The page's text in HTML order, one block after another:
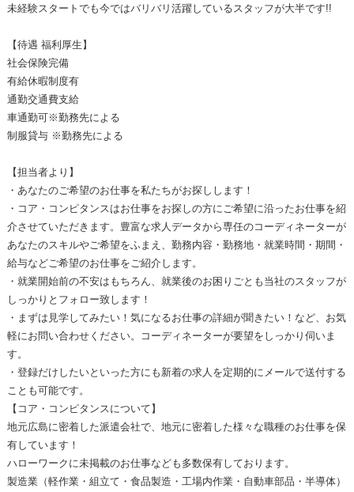
未経験スタートでも今ではバリバリ活躍しているスタッフが大半です!!
【待遇 福利厚生】
社会保険完備
有給休暇制度有
通勤交通費支給
車通勤可※勤務先による
制服貸与 ※勤務先による
【担当者より】
・あなたのご希望のお仕事を私たちがお探しします！
・コア・コンピタンスはお仕事をお探しの方にご希望に沿ったお仕事を紹
介させていただきます。豊富な求人データから専任のコーディネーターが
あなたのスキルやご希望をふまえ、勤務内容・勤務地・就業時間・期間・
給与などご希望のお仕事をご紹介します。
・就業開始前の不安はもちろん、就業後のお困りごとも当社のスタッフが
しっかりとフォロー致します！
・まずは見学してみたい！気になるお仕事の詳細が聞きたい！など、お気
軽にお問い合わせください。コーディネーターが要望をしっかり伺いま
す。
・登録だけしたいといった方にも新着の求人を定期的にメールで送付する
ことも可能です。
【コア・コンピタンスについて】
地元広島に密着した派遣会社で、地元に密着した様々な職種のお仕事を保
有しています！
ハローワークに未掲載のお仕事なども多数保有しております。
製造業（軽作業・組立て・食品製造・工場内作業・自動車部品・半導体）